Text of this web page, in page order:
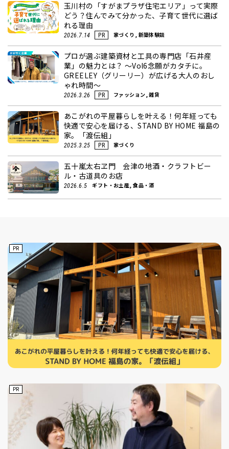
玉川村の「すがまプラザ住宅エリア」って実際
どう？住んでみて分かった、子育て世代に選ば
れる理由
2026.7.14 PR 家づくり, 新築体験談
プロが選ぶ建築資材と工具の専門店「石井産
業」の魅力とは？ ～Vol6念願がカタチに。
GREELEY（グリーリー）が広げる大人のおし
ゃれ時間～
2026.3.26 PR ファッション, 雑貨
あこがれの平屋暮らしを叶える！何年経っても
快適で安心を届ける、STAND BY HOME 福島の
家。「渡伝組」
2025.3.25 PR 家づくり
五十嵐太右ヱ門 会津の地酒・クラフトビー
ル・古道具のお店
2026.6.5 ギフト・お土産, 食品・酒
PR
PR